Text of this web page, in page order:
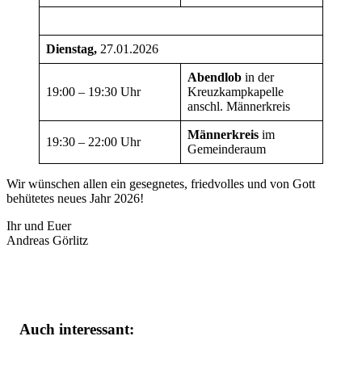
Dienstag, 27.01.2026
19:00 – 19:30 Uhr
Abendlob in der
Kreuzkampkapelle
anschl. Männerkreis
19:30 – 22:00 Uhr
Männerkreis im
Gemeinderaum
Wir wünschen allen ein gesegnetes, friedvolles und von Gott
behütetes neues Jahr 2026!
Ihr und Euer
Andreas Görlitz
Auch interessant: